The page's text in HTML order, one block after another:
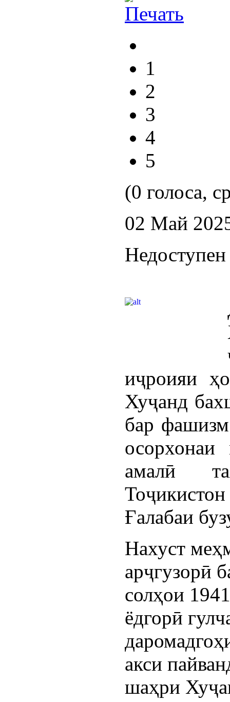
1
2
3
4
5
(0 голоса,
02 Май
иҷроияи
Хуҷанд
бар фашизм
амалӣ
Ғалабаи
Нахуст
арҷгузорӣ
солҳои
ёдгорӣ
акси
шаҳри